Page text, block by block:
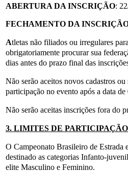
ABERTURA DA INSCRIÇÃO:
FECHAMENTO DA
Atletas não filiados ou irregulares
obrigatoriamente procurar sua
dias antes do prazo final das
Não serão aceitos novos cadastros ou
participação no evento após a data de
Não serão aceitas inscrições fora do
3. LIMITES DE
O Campeonato Brasileiro de Estrada
destinado as categorias Infanto-
elite Masculino e Feminino.